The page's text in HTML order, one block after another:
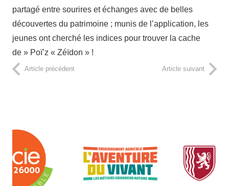
partagé entre sourires et échanges avec de belles
découvertes du patrimoine ; munis de l’application, les
jeunes ont cherché les indices pour trouver la cache
de » Poï’z « Zéïdon » !
Article précédent Article suivant